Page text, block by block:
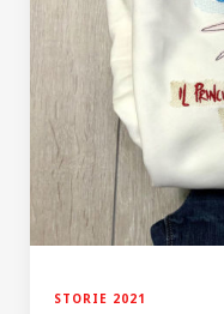
STORIE 2021